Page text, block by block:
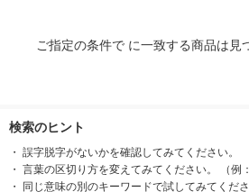
ご指定の条件で に一致する商品は見
検索のヒント
誤字脱字がないかを確認してみてください。
言葉の区切り方を変えてみてください。 （
同じ意味の別のキーワードで試してみてく